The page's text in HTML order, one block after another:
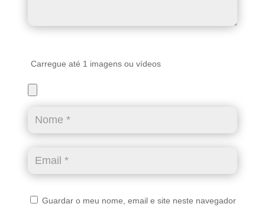
Carregue até 1 imagens ou vídeos
Guardar o meu nome, email e site neste navegador